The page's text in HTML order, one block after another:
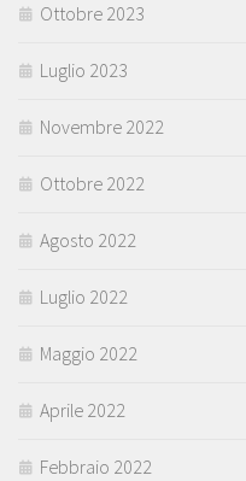
Ottobre 2023
Luglio 2023
Novembre 2022
Ottobre 2022
Agosto 2022
Luglio 2022
Maggio 2022
Aprile 2022
Febbraio 2022